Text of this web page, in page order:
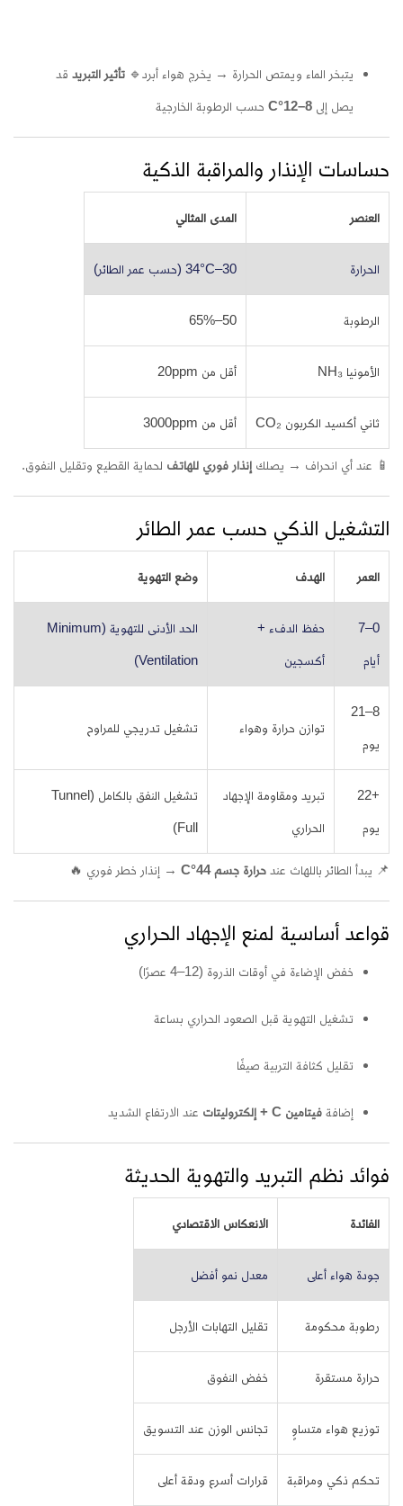
يتبخر الماء ويمتص الحرارة → يخرج هواء أبرد🔹 تأثير التبريد قد
يصل إلى 8–12°C حسب الرطوبة الخارجية
حساسات الإنذار والمراقبة الذكية
العنصر المدى المثالي
الحرارة 30–34°C (حسب عمر الطائر)
الرطوبة 50–65%
الأمونيا NH₃ أقل من 20ppm
ثاني أكسيد الكربون CO₂ أقل من 3000ppm
📱 عند أي انحراف → يصلك إنذار فوري للهاتف لحماية القطيع وتقليل النفوق.
التشغيل الذكي حسب عمر الطائر
العمر الهدف وضع التهوية
0–7
أيام
حفظ الدفء +
أكسجين
الحد الأدنى للتهوية (Minimum
Ventilation)
8–21
يوم
توازن حرارة وهواء تشغيل تدريجي للمراوح
+22
يوم
تبريد ومقاومة الإجهاد
الحراري
تشغيل النفق بالكامل (Tunnel
Full)
📌 يبدأ الطائر باللهاث عند حرارة جسم 44°C → إنذار خطر فوري 🔥
قواعد أساسية لمنع الإجهاد الحراري
خفض الإضاءة في أوقات الذروة (12–4 عصرًا)
تشغيل التهوية قبل الصعود الحراري بساعة
تقليل كثافة التربية صيفًا
إضافة فيتامين C + إلكتروليتات عند الارتفاع الشديد
فوائد نظم التبريد والتهوية الحديثة
الفائدة الانعكاس الاقتصادي
جودة هواء أعلى معدل نمو أفضل
رطوبة محكومة تقليل التهابات الأرجل
حرارة مستقرة خفض النفوق
توزيع هواء متساوٍ تجانس الوزن عند التسويق
تحكم ذكي ومراقبة قرارات أسرع ودقة أعلى